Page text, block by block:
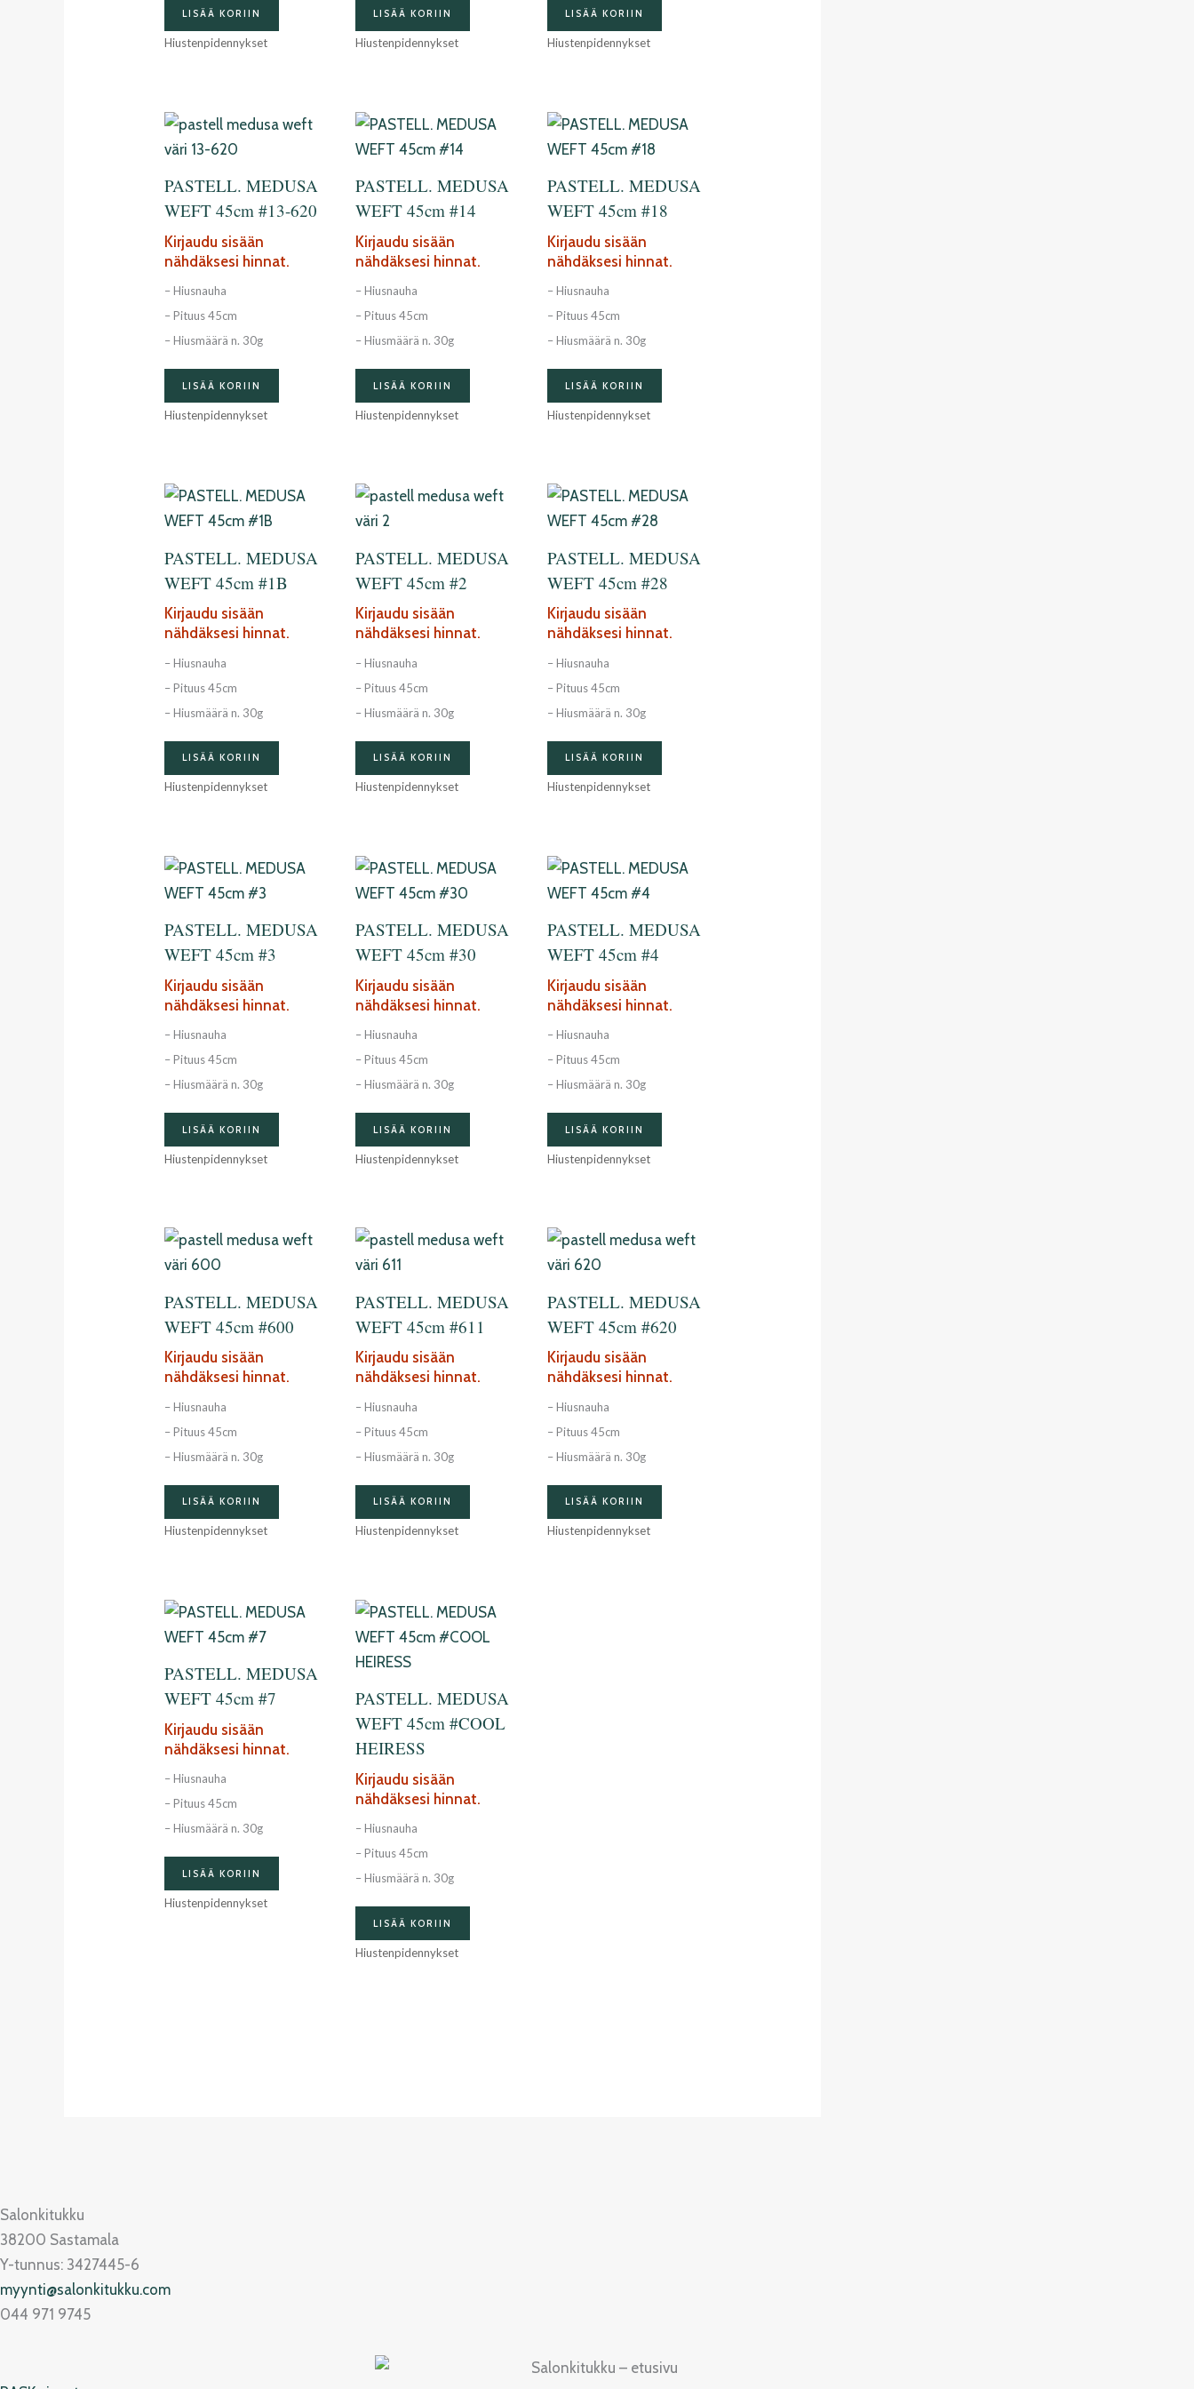
LISÄÄ KORIIN
Hiustenpidennykset
LISÄÄ KORIIN
Hiustenpidennykset
LISÄÄ KORIIN
Hiustenpidennykset
PASTELL. MEDUSA
WEFT 45cm #13-620
Kirjaudu sisään
nähdäksesi hinnat.
– Hiusnauha
– Pituus 45cm
– Hiusmäärä n. 30g
LISÄÄ KORIIN
Hiustenpidennykset
PASTELL. MEDUSA
WEFT 45cm #14
Kirjaudu sisään
nähdäksesi hinnat.
– Hiusnauha
– Pituus 45cm
– Hiusmäärä n. 30g
LISÄÄ KORIIN
Hiustenpidennykset
PASTELL. MEDUSA
WEFT 45cm #18
Kirjaudu sisään
nähdäksesi hinnat.
– Hiusnauha
– Pituus 45cm
– Hiusmäärä n. 30g
LISÄÄ KORIIN
Hiustenpidennykset
PASTELL. MEDUSA
WEFT 45cm #1B
Kirjaudu sisään
nähdäksesi hinnat.
– Hiusnauha
– Pituus 45cm
– Hiusmäärä n. 30g
LISÄÄ KORIIN
Hiustenpidennykset
PASTELL. MEDUSA
WEFT 45cm #2
Kirjaudu sisään
nähdäksesi hinnat.
– Hiusnauha
– Pituus 45cm
– Hiusmäärä n. 30g
LISÄÄ KORIIN
Hiustenpidennykset
PASTELL. MEDUSA
WEFT 45cm #28
Kirjaudu sisään
nähdäksesi hinnat.
– Hiusnauha
– Pituus 45cm
– Hiusmäärä n. 30g
LISÄÄ KORIIN
Hiustenpidennykset
PASTELL. MEDUSA
WEFT 45cm #3
Kirjaudu sisään
nähdäksesi hinnat.
– Hiusnauha
– Pituus 45cm
– Hiusmäärä n. 30g
LISÄÄ KORIIN
Hiustenpidennykset
PASTELL. MEDUSA
WEFT 45cm #30
Kirjaudu sisään
nähdäksesi hinnat.
– Hiusnauha
– Pituus 45cm
– Hiusmäärä n. 30g
LISÄÄ KORIIN
Hiustenpidennykset
PASTELL. MEDUSA
WEFT 45cm #4
Kirjaudu sisään
nähdäksesi hinnat.
– Hiusnauha
– Pituus 45cm
– Hiusmäärä n. 30g
LISÄÄ KORIIN
Hiustenpidennykset
PASTELL. MEDUSA
WEFT 45cm #600
Kirjaudu sisään
nähdäksesi hinnat.
– Hiusnauha
– Pituus 45cm
– Hiusmäärä n. 30g
LISÄÄ KORIIN
Hiustenpidennykset
PASTELL. MEDUSA
WEFT 45cm #611
Kirjaudu sisään
nähdäksesi hinnat.
– Hiusnauha
– Pituus 45cm
– Hiusmäärä n. 30g
LISÄÄ KORIIN
Hiustenpidennykset
PASTELL. MEDUSA
WEFT 45cm #620
Kirjaudu sisään
nähdäksesi hinnat.
– Hiusnauha
– Pituus 45cm
– Hiusmäärä n. 30g
LISÄÄ KORIIN
Hiustenpidennykset
PASTELL. MEDUSA
WEFT 45cm #7
Kirjaudu sisään
nähdäksesi hinnat.
– Hiusnauha
– Pituus 45cm
– Hiusmäärä n. 30g
LISÄÄ KORIIN
Hiustenpidennykset
PASTELL. MEDUSA
WEFT 45cm #COOL
HEIRESS
Kirjaudu sisään
nähdäksesi hinnat.
– Hiusnauha
– Pituus 45cm
– Hiusmäärä n. 30g
LISÄÄ KORIIN
Hiustenpidennykset
Salonkitukku
38200 Sastamala
Y-tunnus: 3427445-6
myynti@salonkitukku.com
044 971 9745